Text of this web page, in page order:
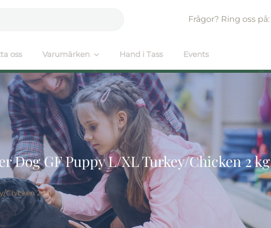
Frågor? Ring oss på:
oss Varumärken Hand i Tass Events
Dog GF Puppy L/XL Turkey/Chicken 2 kg
Chicken 2 kg